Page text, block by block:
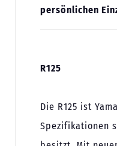
persönlichen
R125
Die R125 ist
Spezifikationen